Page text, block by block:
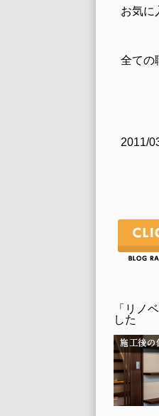
お気に
全ての
2011/
「リノ
した